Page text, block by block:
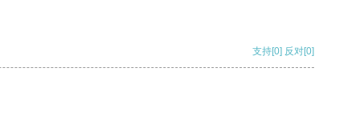
支持[0] 反对[0]